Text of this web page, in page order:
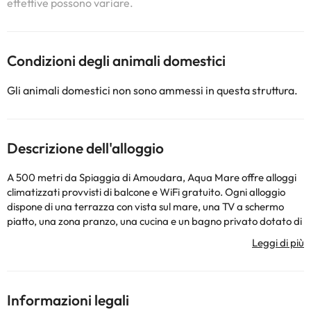
effettive possono variare.
Condizioni degli animali domestici
Gli animali domestici non sono ammessi in questa struttura.
Descrizione dell'alloggio
A 500 metri da Spiaggia di Amoudara, Aqua Mare offre alloggi
climatizzati provvisti di balcone e WiFi gratuito. Ogni alloggio
dispone di una terrazza con vista sul mare, una TV a schermo
piatto, una zona pranzo, una cucina e un bagno privato dotato di
vasca da bagno, set di cortesia e asciugacapelli. In dotazione c’è
anche un frigorifero, oltre a una macchina da caffè e un bollitore
Museo Archeologico di Candia si trova a 6 km dalla struttura.
Informazioni legali